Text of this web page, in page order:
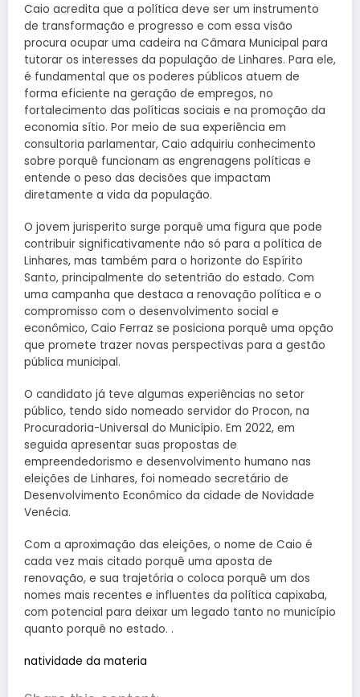
Caio acredita que a política deve ser um instrumento
de transformação e progresso e com essa visão
procura ocupar uma cadeira na Câmara Municipal para
tutorar os interesses da população de Linhares. Para ele,
é fundamental que os poderes públicos atuem de
forma eficiente na geração de empregos, no
fortalecimento das políticas sociais e na promoção da
economia sítio. Por meio de sua experiência em
consultoria parlamentar, Caio adquiriu conhecimento
sobre porquê funcionam as engrenagens políticas e
entende o peso das decisões que impactam
diretamente a vida da população.
O jovem jurisperito surge porquê uma figura que pode
contribuir significativamente não só para a política de
Linhares, mas também para o horizonte do Espírito
Santo, principalmente do setentrião do estado. Com
uma campanha que destaca a renovação política e o
compromisso com o desenvolvimento social e
econômico, Caio Ferraz se posiciona porquê uma opção
que promete trazer novas perspectivas para a gestão
pública municipal.
O candidato já teve algumas experiências no setor
público, tendo sido nomeado servidor do Procon, na
Procuradoria-Universal do Município. Em 2022, em
seguida apresentar suas propostas de
empreendedorismo e desenvolvimento humano nas
eleições de Linhares, foi nomeado secretário de
Desenvolvimento Econômico da cidade de Novidade
Venécia.
Com a aproximação das eleições, o nome de Caio é
cada vez mais citado porquê uma aposta de
renovação, e sua trajetória o coloca porquê um dos
nomes mais recentes e influentes da política capixaba,
com potencial para deixar um legado tanto no município
quanto porquê no estado. .
natividade da materia